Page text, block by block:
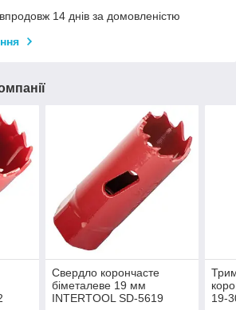
14 днів за домовленістю
Свердло корончасте
біметалеве 19 мм
INTERTOOL SD-5619
19-